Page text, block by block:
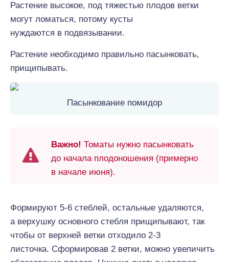
Растение высокое, под тяжестью плодов ветки
могут ломаться, потому кусты
нуждаются в подвязывании.
Растение необходимо правильно пасынковать,
прищипывать.
Пасынкование помидор
Важно! Томаты нужно пасынковать
до начала плодоношения (примерно
в начале июня).
Формируют 5-6 стеблей, остальные удаляются,
а верхушку основного стебля прищипывают, так
чтобы от верхней ветки отходило 2-3
листочка. Сформировав 2 ветки, можно увеличить